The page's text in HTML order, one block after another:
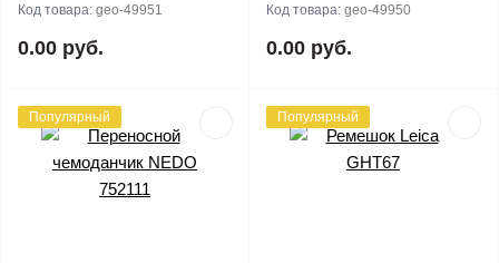
Код товара: geo-49951
0.00 руб.
Код товара: geo-49950
0.00 руб.
Популярный Популярный